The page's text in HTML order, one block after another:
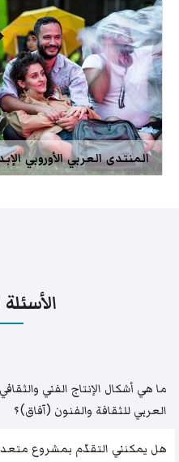
المنتدى العربي الأوروبي
ما هي أشكال الإنتاج الفني
العربي للثقافة والفنون (آفاق)؟
هل يمكنني التقدّم بمشروع